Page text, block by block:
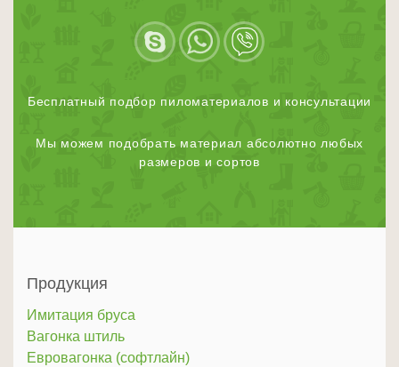
Бесплатный подбор пиломатериалов и консультации
Мы можем подобрать материал абсолютно любых
размеров и сортов
Продукция
Имитация бруса
Вагонка штиль
Евровагонка (софтлайн)